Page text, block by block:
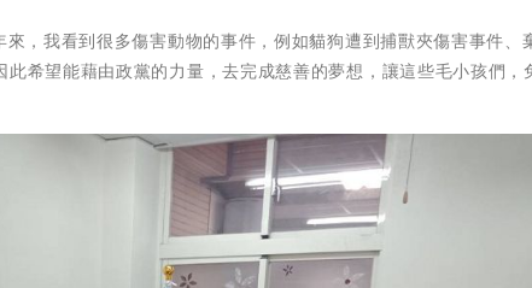
，我看到很多傷害動物的事件，例如貓狗遭到捕獸夾傷害事件、
希望能藉由政黨的力量，去完成慈善的夢想，讓這些毛小孩們，